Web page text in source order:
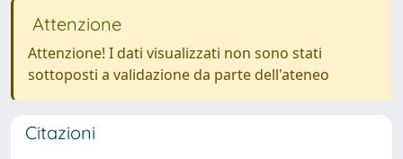
Attenzione
Attenzione! I dati visualizzati non sono stati
sottoposti a validazione da parte dell'ateneo
Citazioni